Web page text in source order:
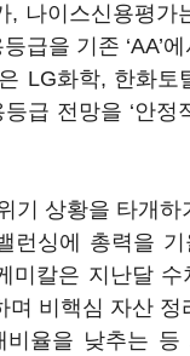
, 나이스신용평가
급을 기존 ‘AA’에
LG화학, 한화토
급 전망을 ‘안정
기 상황을 타개하
런싱에 총력을
미칼은 지난달
며 비핵심 자산 정
비율을 낮추는 등